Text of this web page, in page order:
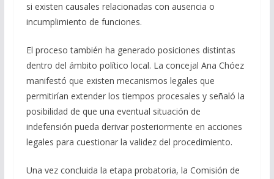
si existen causales relacionadas con ausencia o
incumplimiento de funciones.
El proceso también ha generado posiciones distintas
dentro del ámbito político local. La concejal Ana Chóez
manifestó que existen mecanismos legales que
permitirían extender los tiempos procesales y señaló la
posibilidad de que una eventual situación de
indefensión pueda derivar posteriormente en acciones
legales para cuestionar la validez del procedimiento.
Una vez concluida la etapa probatoria, la Comisión de